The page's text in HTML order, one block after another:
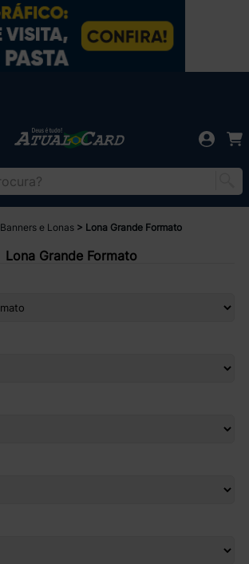
Banners e Lonas Lona Grande Formato
Lona Grande Formato